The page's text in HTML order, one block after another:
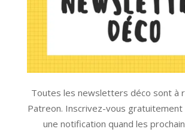
Toutes les newsletters déco sont à
Patreon. Inscrivez-vous
une notification quand les